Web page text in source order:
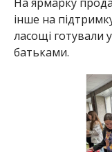
інше на
ласощі готували
батьками.